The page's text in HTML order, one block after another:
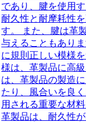
であり、腱を使用
耐久性と耐摩耗性
す。 また、腱は革
与えることもあり
に規則正しい模様
様は、革製品に高
は、革製品の製造
たり、風合いを良
用される重要な材
革製品は、耐久性